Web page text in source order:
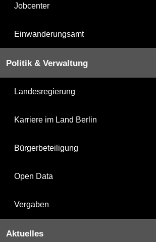
Jobcenter
Einwanderungsamt
Politik & Verwaltung
Landesregierung
Karriere im Land Berlin
Bürgerbeteiligung
Open Data
Vergaben
Aktuelles